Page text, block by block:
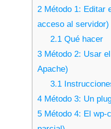
2 Método 1: Editar
acceso al servidor)
2.1Qué hacer
3 Método 2: Usar
Apache)
3.1
4 Método 3: Un
5 Método 4: El wp-